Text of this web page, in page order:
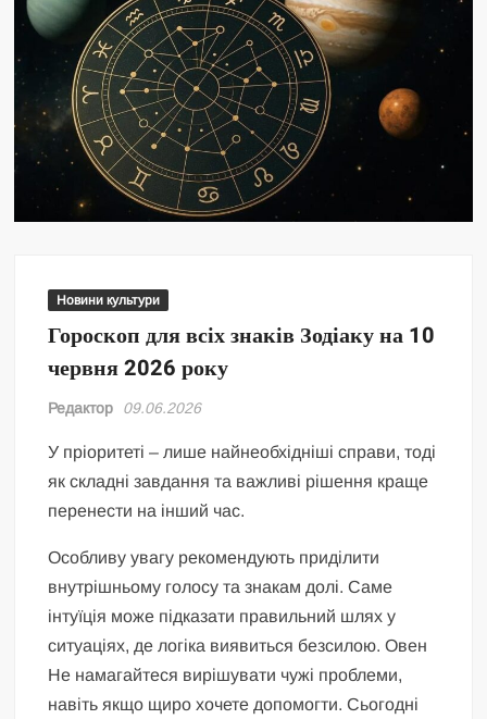
Новини культури
Гороскоп для всіх знаків Зодіаку на 10
червня 2026 року
Редактор 09.06.2026
У пріоритеті – лише найнеобхідніші справи, тоді
як складні завдання та важливі рішення краще
перенести на інший час.
Особливу увагу рекомендують приділити
внутрішньому голосу та знакам долі. Саме
інтуїція може підказати правильний шлях у
ситуаціях, де логіка виявиться безсилою. Овен
Не намагайтеся вирішувати чужі проблеми,
навіть якщо щиро хочете допомогти. Сьогодні